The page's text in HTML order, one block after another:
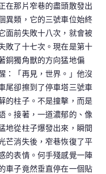
在那片窄巷的盡頭散發出
異類，它的三號車位始終
面前失敗十八次，就會被
敗了十七次。現在是第十
銅獨角獸的方向猛地偏
：「再見，世界。」他沒
尾卻擦到了停車塔三號車
的柱子。不是撞擊，而是
。接著，一道濃郁的、像
地從柱子爆發出來，瞬間
芒消失後，窄巷恢復了平
的表情。何手殘感覺一陣
車子竟然垂直停在一個貼